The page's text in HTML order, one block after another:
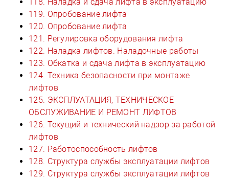
119. Опробование лифта
120. Опробование лифта
121. Регулировка оборудования лифта
122. Наладка лифтов. Наладочные работы
123. Обкатка и сдача лифта в эксплуатацию
124. Техника безопасности при монтаже
лифтов
125. ЭКСПЛУАТАЦИЯ, ТЕХНИЧЕСКОЕ
ОБСЛУЖИВАНИЕ И РЕМОНТ ЛИФТОВ
126. Текущий и технический надзор за работой
лифтов
127. Работоспособность лифтов
128. Структура службы эксплуатации лифтов
129. Структура службы эксплуатации лифтов